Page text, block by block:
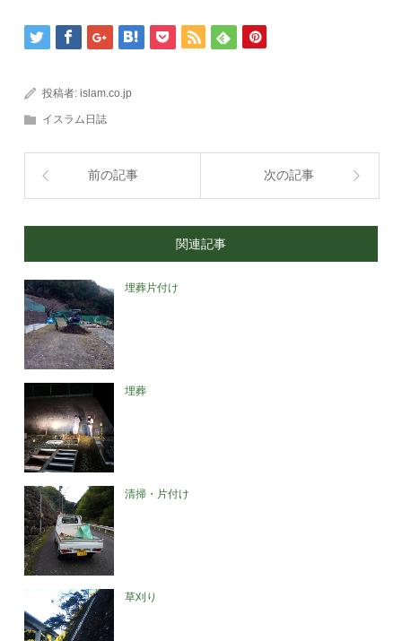
投稿者:islam.co.jp
イスラム日誌
前の記事 次の記事
関連記事
埋葬片付け
埋葬
清掃・片付け
草刈り